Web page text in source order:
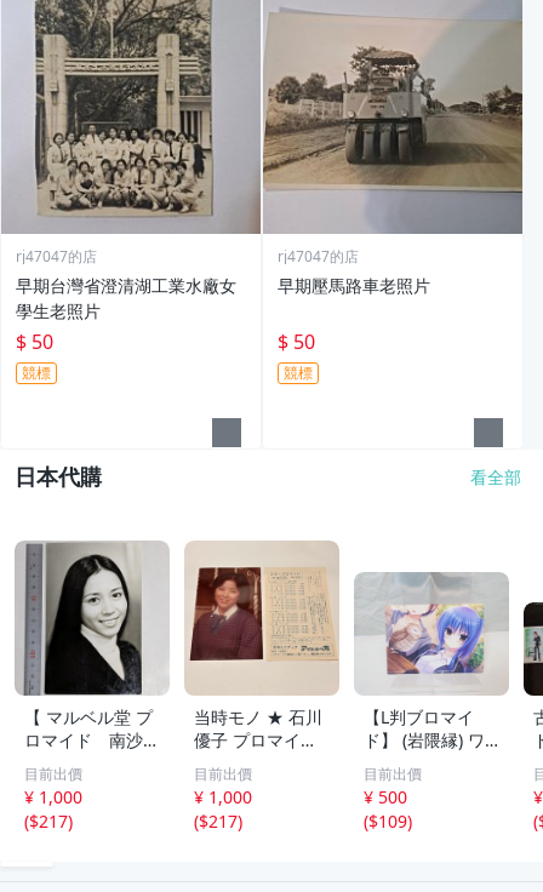
rj47047的店
早期台灣省澄清湖工業水廠女
學生老照片
$ 50
競標
rj47047的店
早期壓馬路車老照片
$ 50
競標
日本代購 看全部
【 マルベル堂 プ
ロマイド 南沙
織 1枚】当時物
昭和アイドル 女
優
目前出價
¥ 1,000
($217)
当時モノ ★ 石川
優子 プロマイド
ブロマイド マル
ベル堂? アイドル
の友
目前出價
¥ 1,000
($217)
【L判ブロマイ
ド】 (岩隈縁) ワ
ガママハイスペッ
ク 宇都宮つみれ
まどそふと
目前出價
¥ 500
($109)
(